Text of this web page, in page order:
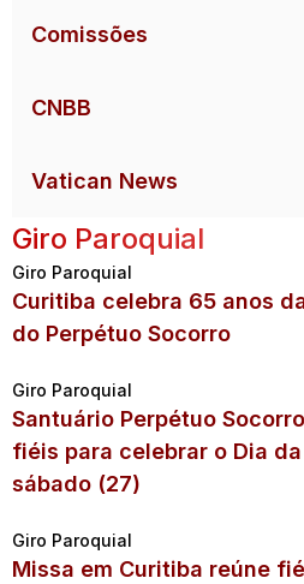
Comissões
CNBB
Vatican News
Giro Paroquial
Giro Paroquial
Curitiba celebra 65 anos
do Perpétuo Socorro
Giro Paroquial
Santuário Perpétuo
fiéis para celebrar o Dia
sábado (27)
Giro Paroquial
Missa em Curitiba reúne